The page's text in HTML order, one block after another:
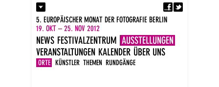
Kontakt
Presse
Impressum
DE
EN
5. EUROPÄISCHER MONAT DER FOTOGRAFIE BERLIN
19. OKT – 25. NOV 2012
NEWS FESTIVALZENTRUM AUSSTELLUNGEN
ORTE KÜNSTLER THEMEN RUNDGÄNGE
VERANSTALTUNGEN KALENDER ÜBER UNS